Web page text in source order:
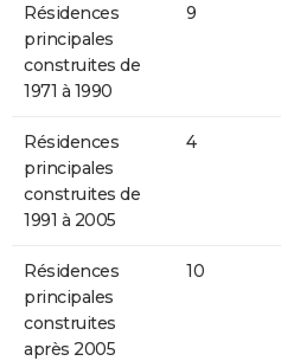
Résidences
principales
construites de
1971 à 1990
9
Résidences
principales
construites de
1991 à 2005
4
Résidences
principales
construites
après 2005
10